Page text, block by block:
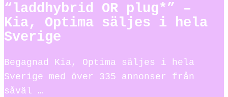
“laddhybrid OR plug*” –
Kia, Optima säljes i hela
Sverige
Begagnad Kia, Optima säljes i hela
Sverige med över 335 annonser från
såväl …